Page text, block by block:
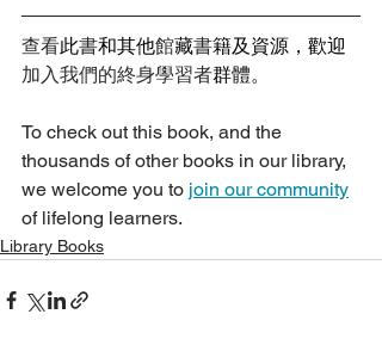
查看此書和其他館藏書籍及資源，歡迎
加入我們的終身學習者群體。
To check out this book, and the
thousands of other books in our library,
we welcome you to join our community
of lifelong learners.
Library Books